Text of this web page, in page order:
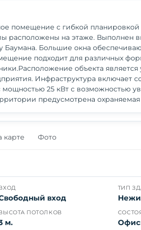
помещение с гибкой планировкой
расположены на этаже. Выполнен
Баумана. Большие окна
подходит для различных
объекта
Инфраструктура включает
25 кВт с возможностью
предусмотрена
карте Фото
вход
ТИП
ПОТОЛКОВ
м.